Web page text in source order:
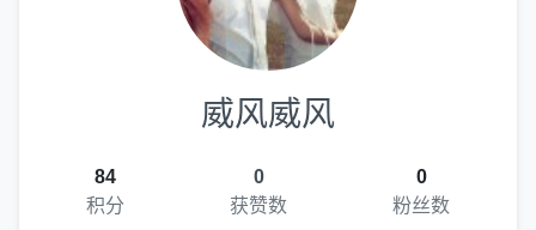
威风威风
84
积分
0
获赞数
0
粉丝数